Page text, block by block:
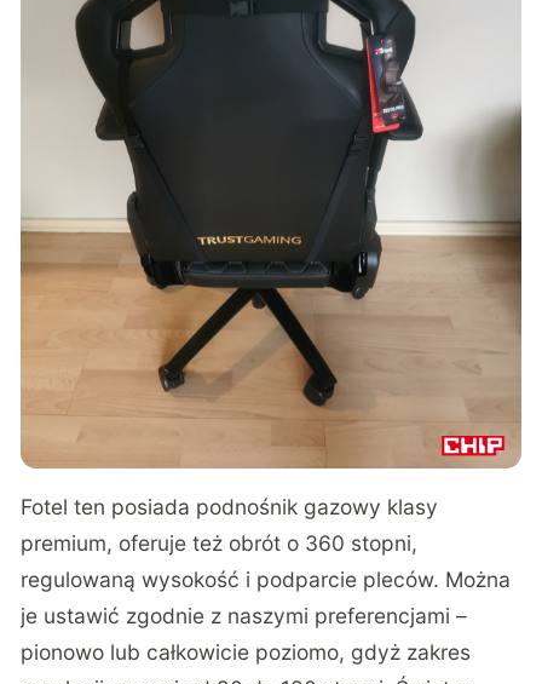
Fotel ten posiada podnośnik gazowy klasy
premium, oferuje też obrót o 360 stopni,
regulowaną wysokość i podparcie pleców. Można
je ustawić zgodnie z naszymi preferencjami –
pionowo lub całkowicie poziomo, gdyż zakres